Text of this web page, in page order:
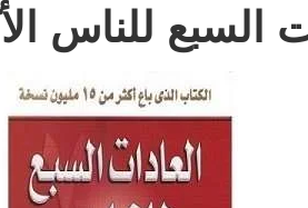
السبع للناس